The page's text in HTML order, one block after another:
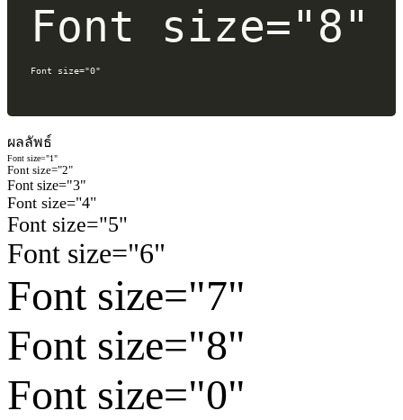
Font size="8"
Font size="0"
ผลลัพธ์
Font size="1"
Font size="2"
Font size="3"
Font size="4"
Font size="5"
Font size="6"
Font size="7"
Font size="8"
Font size="0"